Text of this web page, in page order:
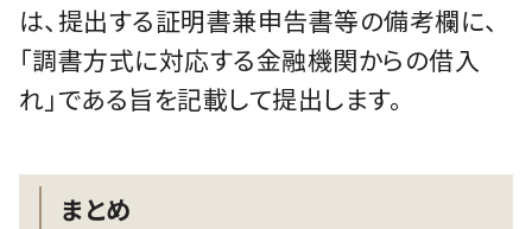
は、提出する証明書兼申告書等の備考欄に、
「調書方式に対応する金融機関からの借入
れ」である旨を記載して提出します。
まとめ